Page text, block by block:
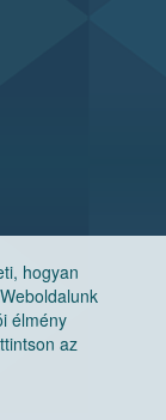
hogyan
élmény
az